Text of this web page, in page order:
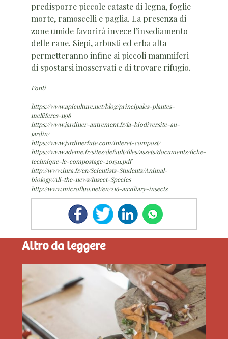
predisporre piccole cataste di legna, foglie
morte, ramoscelli e paglia. La presenza di
zone umide favorirà invece l’insediamento
delle rane. Siepi, arbusti ed erba alta
permetteranno infine ai piccoli mammiferi
di spostarsi inosservati e di trovare rifugio.
Fonti
https://www.apiculture.net/blog/principales-plantes-
melliferes-n98
https://www.jardiner-autrement.fr/la-biodiversite-au-
jardin/
https://www.jardinerfute.com/interet-compost/
https://www.ademe.fr/sites/default/files/assets/documents/fiche-
technique-le-compostage-201511.pdf
http://www.inra.fr/en/Scientists-Students/Animal-
biology/All-the-news/Insect-Species
http://www.microfluo.net/en/216-auxiliary-insects
Altro da leggere